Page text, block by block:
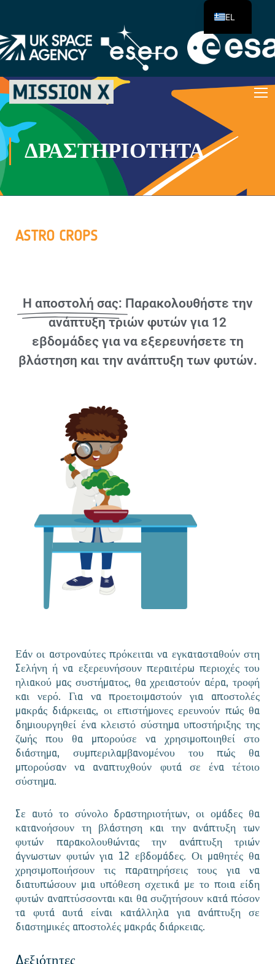
ΔΡΑΣΤΗΡΙΌΤΗΤΑ
ASTRO CROPS
Η αποστολή σας: Παρακολουθήστε την
ανάπτυξη τριών φυτών για 12
εβδομάδες για να εξερευνήσετε τη
βλάστηση και την ανάπτυξη των φυτών.
Εάν οι αστροναύτες πρόκειται να εγκατασταθούν στη
Σελήνη ή να εξερευνήσουν περαιτέρω περιοχές του
ηλιακού μας συστήματος, θα χρειαστούν αέρα, τροφή
και νερό. Για να προετοιμαστούν για αποστολές
μακράς διάρκειας, οι επιστήμονες ερευνούν πώς θα
δημιουργηθεί ένα κλειστό σύστημα υποστήριξης της
ζωής που θα μπορούσε να χρησιμοποιηθεί στο
διάστημα, συμπεριλαμβανομένου του πώς θα
μπορούσαν να αναπτυχθούν φυτά σε ένα τέτοιο
σύστημα.
Σε αυτό το σύνολο δραστηριοτήτων, οι ομάδες θα
κατανοήσουν τη βλάστηση και την ανάπτυξη των
φυτών παρακολουθώντας την ανάπτυξη τριών
άγνωστων φυτών για 12 εβδομάδες. Οι μαθητές θα
χρησιμοποιήσουν τις παρατηρήσεις τους για να
διατυπώσουν μια υπόθεση σχετικά με το ποια είδη
φυτών αναπτύσσονται και θα συζητήσουν κατά πόσον
τα φυτά αυτά είναι κατάλληλα για ανάπτυξη σε
διαστημικές αποστολές μακράς διάρκειας.
Δεξιότητες
EL